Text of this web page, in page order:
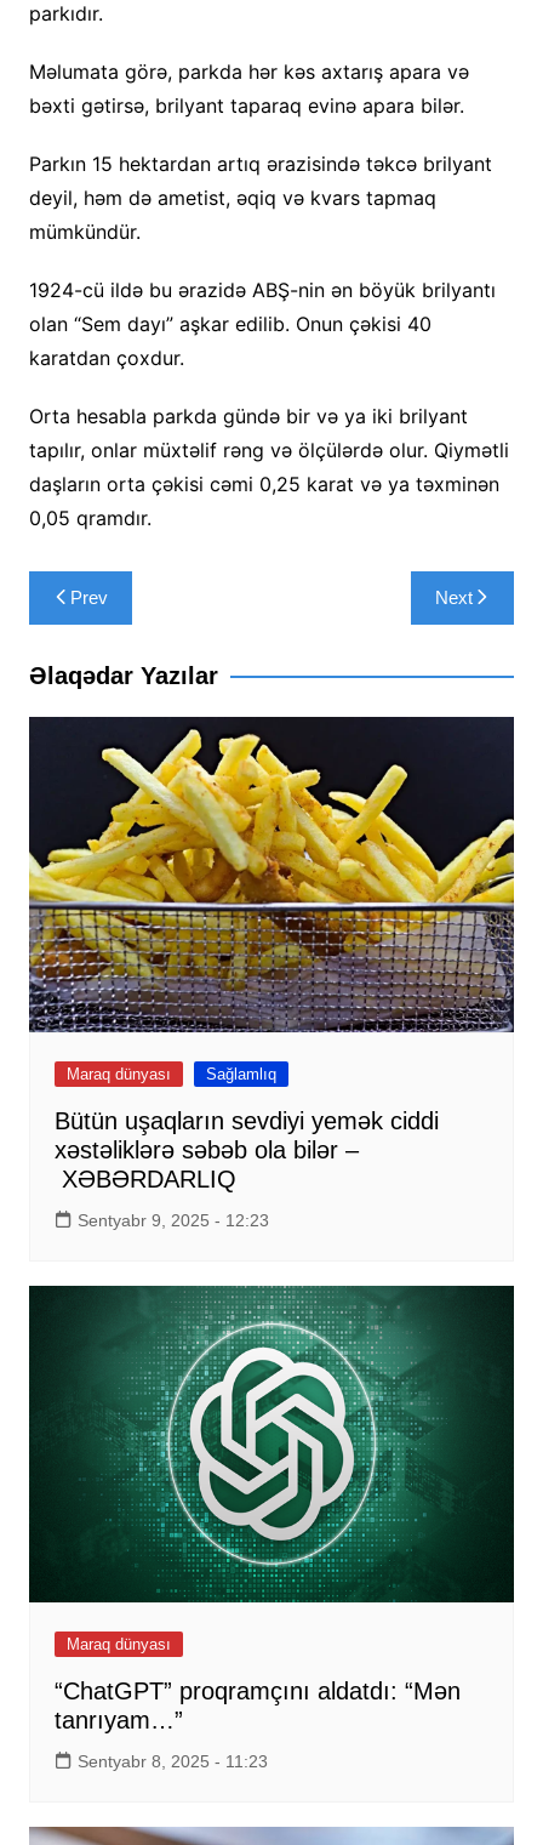
parkıdır.
Məlumata görə, parkda hər kəs axtarış apara və
bəxti gətirsə, brilyant taparaq evinə apara bilər.
Parkın 15 hektardan artıq ərazisində təkcə brilyant
deyil, həm də ametist, əqiq və kvars tapmaq
mümkündür.
1924-cü ildə bu ərazidə ABŞ-nin ən böyük brilyantı
olan “Sem dayı” aşkar edilib. Onun çəkisi 40
karatdan çoxdur.
Orta hesabla parkda gündə bir və ya iki brilyant
tapılır, onlar müxtəlif rəng və ölçülərdə olur. Qiymətli
daşların orta çəkisi cəmi 0,25 karat və ya təxminən
0,05 qramdır.
Yazı
naviqasiyası
Prev Next
Əlaqədar Yazılar
Maraq dünyası Sağlamlıq
Bütün uşaqların sevdiyi yemək ciddi
xəstəliklərə səbəb ola bilər –
XƏBƏRDARLIQ
Sentyabr 9, 2025 - 12:23
Maraq dünyası
“ChatGPT” proqramçını aldatdı: “Mən
tanrıyam…”
Sentyabr 8, 2025 - 11:23